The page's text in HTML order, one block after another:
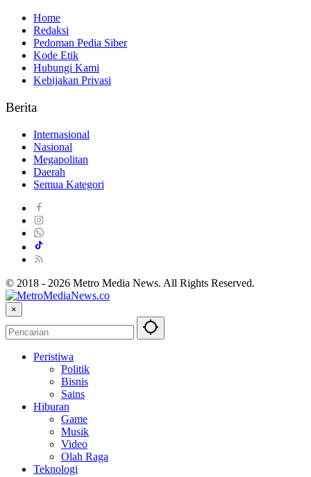
Home
Redaksi
Pedoman Pedia Siber
Kode Etik
Hubungi Kami
Kebijakan Privasi
Berita
Internasional
Nasional
Megapolitan
Daerah
Semua Kategori
© 2018 - 2026 Metro Media News. All Rights Reserved.
×
Peristiwa
Politik
Bisnis
Sains
Hiburan
Game
Musik
Video
Olah Raga
Teknologi